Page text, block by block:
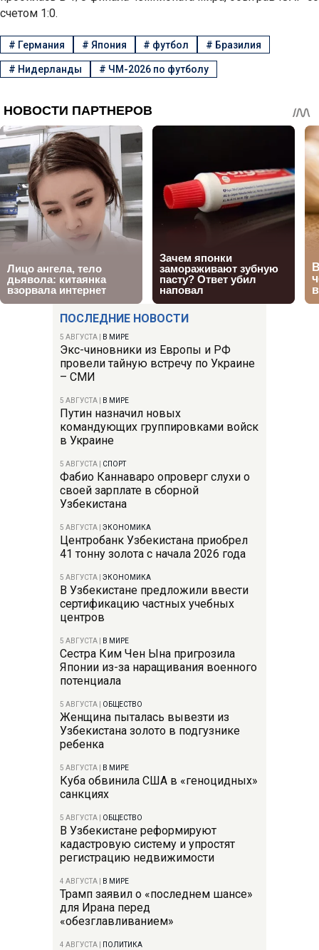
ПОСЛЕДНИЕ НОВОСТИ
5 АВГУСТА В МИРЕ
Экс-чиновники из Европы и РФ
провели тайную встречу по Украине
– СМИ
5 АВГУСТА В МИРЕ
Путин назначил новых
командующих группировками войск
в Украине
5 АВГУСТА СПОРТ
Фабио Каннаваро опроверг слухи о
своей зарплате в сборной
Узбекистана
5 АВГУСТА ЭКОНОМИКА
Центробанк Узбекистана приобрел
41 тонну золота с начала 2026 года
5 АВГУСТА ЭКОНОМИКА
В Узбекистане предложили ввести
сертификацию частных учебных
центров
5 АВГУСТА В МИРЕ
Сестра Ким Чен Ына пригрозила
Японии из-за наращивания военного
потенциала
5 АВГУСТА ОБЩЕСТВО
Женщина пыталась вывезти из
Узбекистана золото в подгузнике
ребенка
5 АВГУСТА В МИРЕ
Куба обвинила США в «геноцидных»
санкциях
5 АВГУСТА ОБЩЕСТВО
В Узбекистане реформируют
кадастровую систему и упростят
регистрацию недвижимости
4 АВГУСТА В МИРЕ
Трамп заявил о «последнем шансе»
для Ирана перед
«обезглавливанием»
4 АВГУСТА ПОЛИТИКА
счетом 1:0.
# Германия # Япония # футбол # Бразилия
# Нидерланды # ЧМ-2026 по футболу